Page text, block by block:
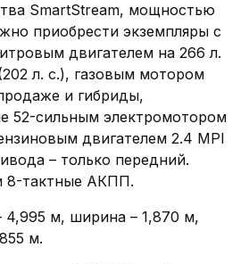
SmartStream, мощностью
приобрести экземпляры с
двигателем на 266 л.
л. с.), газовым мотором
и гибриды,
52-сильным электромотором
двигателем 2.4 MPI
– только передний.
8-тактные АКПП.
4,995 м, ширина – 1,870 м,
м.